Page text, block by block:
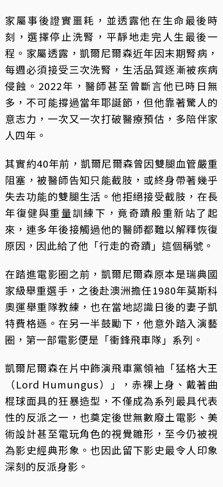
家屬事後證實噩耗，並透露他在生命最後時
刻，選擇停止洗腎，平靜地走完人生最後一
程。家屬透露，凱爾尼爾森近年因末期腎病，
每週必須接受三次洗腎，生活品質逐漸被疾病
侵蝕。2022年，醫師甚至曾斷言他已時日無
多，不可能撐過當年耶誕節，但他靠著驚人的
意志力，一次又一次打破醫療預估，多陪伴家
人四年。
其實約40年前，凱爾尼爾森曾因雙腿血管嚴重
阻塞，被醫師告知只能截肢，或終身帶著幾乎
失去功能的雙腿生活。他拒絕接受截肢，在長
年復健與重量訓練下，竟奇蹟般重新站了起
來，連多年後接觸過他的醫師都難以解釋恢復
原因，因此給了他「行走的奇蹟」這個稱號。
在踏進電影圈之前，凱爾尼爾森原本是瑞典國
家級舉重選手，之後赴澳洲擔任1980年莫斯科
奧運舉重隊教練，也在當地認識日後的妻子凱
特費格遜。在另一半鼓勵下，他意外踏入演藝
圈，第一部電影便是「衝鋒飛車隊」系列。
凱爾尼爾森在片中飾演飛車黨領袖「猛格大王
（Lord Humungus）」，赤裸上身、戴著曲
棍球面具的狂暴造型，不僅成為系列最具代表
性的反派之一，也奠定後世無數廢土電影、美
術設計甚至電玩角色的視覺雛形，至今仍被視
為影史經典形象。也因此留下影史最令人印象
深刻的反派身影。